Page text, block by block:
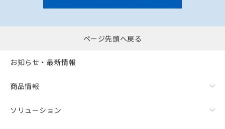
ページ先頭へ戻る
お知らせ・最新情報
商品情報
ソリューション